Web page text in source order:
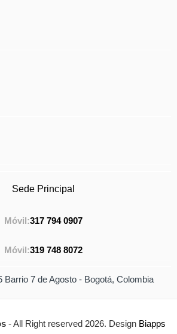
Sede Principal
Móvil:317 794 0907
Móvil:319 748 8072
Barrio 7 de Agosto - Bogotá, Colombia
- All Right reserved 2026. Design Biapps